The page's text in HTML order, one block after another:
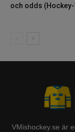
och odds (Hockey-
VMishockey.se är